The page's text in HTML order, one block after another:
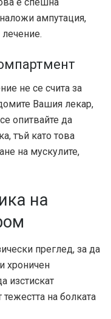
ампутация,
не се счита за
Вашия лекар,
опитвайте да
тъй като това
на мускулите,
на
преглед, за да
хроничен
изстискат
на болката